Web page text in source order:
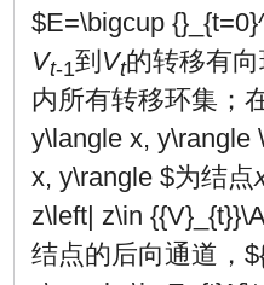
$E=\bigcup
Vt-1到 Vt的转移有
内所有转移环集；
y\langle x, y\rangle
x, y\rangle $为结点
z\left| z\in
结点的后向通道，